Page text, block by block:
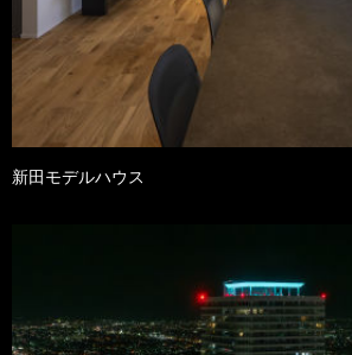
新田モデルハウス